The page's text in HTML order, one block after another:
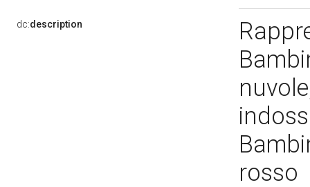
dc:description
rosso